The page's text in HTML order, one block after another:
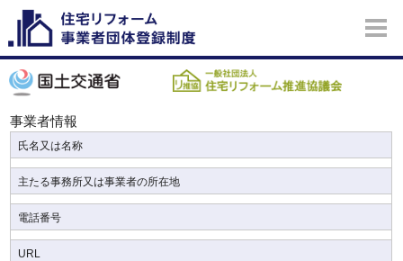
事業者情報
氏名又は名称
主たる事務所又は事業者の所在地
電話番号
URL